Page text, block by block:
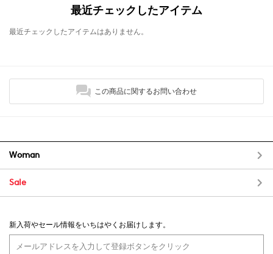
最近チェックしたアイテム
最近チェックしたアイテムはありません。
この商品に関するお問い合わせ
Woman
Sale
新入荷やセール情報をいちはやくお届けします。